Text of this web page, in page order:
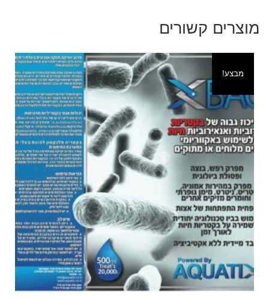
Calciumpro
מוצרים קשורים
מבצע!